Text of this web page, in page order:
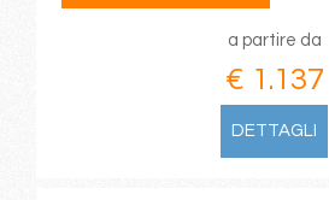
a partire da
€ 1.137
DETTAGLI